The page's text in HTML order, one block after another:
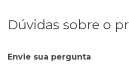
Dúvidas sobre o
Envie sua pergunta